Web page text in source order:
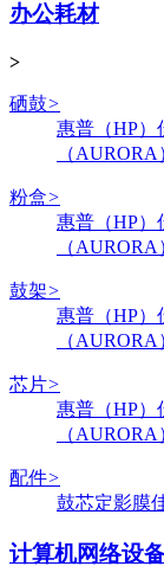
办公耗材
>
硒鼓>
惠普（HP）
（AURORA
粉盒>
惠普（HP）
（AURORA
鼓架>
惠普（HP）
（AURORA
芯片>
惠普（HP）
（AURORA
配件>
鼓芯定影膜
计算机网络设